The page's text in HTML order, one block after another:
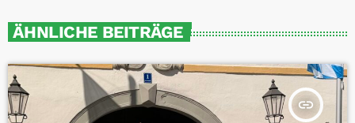
ÄHNLICHE BEITRÄGE
insert_link